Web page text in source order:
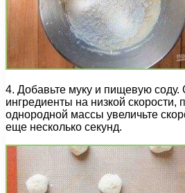
4. Добавьте муку и пищевую
ингредиенты на низкой скорости,
однородной массы увеличьте
еще несколько секунд.